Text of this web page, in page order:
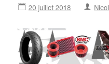
20 juillet 2018